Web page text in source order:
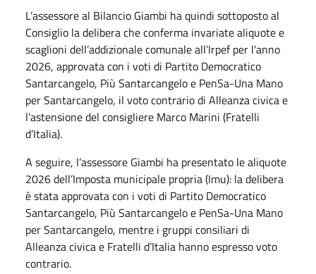
L’assessore al Bilancio Giambi ha quindi sottoposto al
Consiglio la delibera che conferma invariate aliquote e
scaglioni dell’addizionale comunale all’Irpef per l'anno
2026, approvata con i voti di Partito Democratico
Santarcangelo, Più Santarcangelo e PenSa-Una Mano
per Santarcangelo, il voto contrario di Alleanza civica e
l’astensione del consigliere Marco Marini (Fratelli
d’Italia).
A seguire, l’assessore Giambi ha presentato le aliquote
2026 dell’Imposta municipale propria (Imu): la delibera
è stata approvata con i voti di Partito Democratico
Santarcangelo, Più Santarcangelo e PenSa-Una Mano
per Santarcangelo, mentre i gruppi consiliari di
Alleanza civica e Fratelli d’Italia hanno espresso voto
contrario.